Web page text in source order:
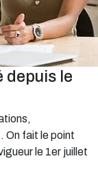
depuis le
On fait le point
le 1er juillet